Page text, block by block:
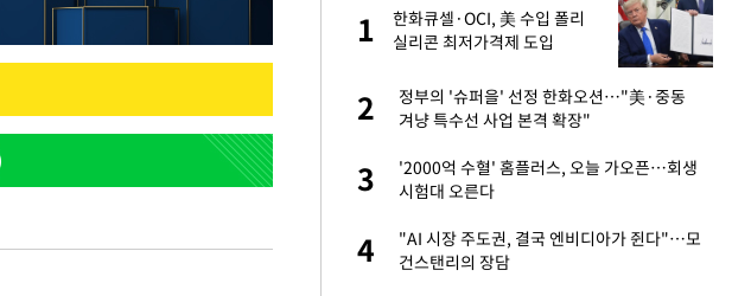
방은희, 母 고독사에 오열 "이
틀 만에 발견"
2
니…"
3
"바지 벗고 앞뒤로 돌아야 했다"…탈북민 김
서아, 기쁨조 검사 수치심 회상
4
1
한화큐셀·OCI, 美 수입 폴리
실리콘 최저가격제 도입
환영"
2
정부의 '슈퍼을' 선정 한화오션…"美·중동
겨냥 특수선 사업 본격 확장"
3
'2000억 수혈' 홈플러스, 오늘 가오픈…회생
시험대 오른다
4
"AI 시장 주도권, 결국 엔비디아가 쥔다"…모
건스탠리의 장담